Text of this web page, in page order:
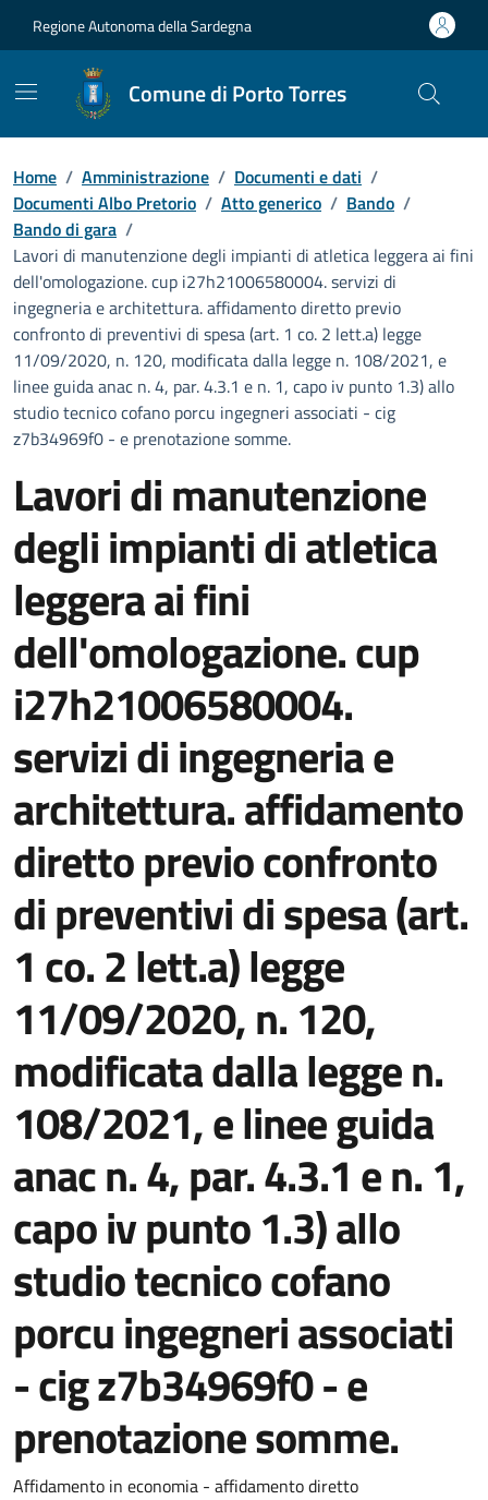
Regione Autonoma della Sardegna
Comune di Porto Torres
Home / Amministrazione / Documenti e dati /
Documenti Albo Pretorio / Atto generico / Bando /
Bando di gara /
Lavori di manutenzione degli impianti di atletica leggera ai fini
dell'omologazione. cup i27h21006580004. servizi di
ingegneria e architettura. affidamento diretto previo
confronto di preventivi di spesa (art. 1 co. 2 lett.a) legge
11/09/2020, n. 120, modificata dalla legge n. 108/2021, e
linee guida anac n. 4, par. 4.3.1 e n. 1, capo iv punto 1.3) allo
studio tecnico cofano porcu ingegneri associati - cig
z7b34969f0 - e prenotazione somme.
Lavori di manutenzione
degli impianti di atletica
leggera ai fini
dell'omologazione. cup
i27h21006580004.
servizi di ingegneria e
architettura. affidamento
diretto previo confronto
di preventivi di spesa (art.
1 co. 2 lett.a) legge
11/09/2020, n. 120,
modificata dalla legge n.
108/2021, e linee guida
anac n. 4, par. 4.3.1 e n. 1,
capo iv punto 1.3) allo
studio tecnico cofano
porcu ingegneri associati
- cig z7b34969f0 - e
prenotazione somme.
Dettaglio del documento
Affidamento in economia - affidamento diretto